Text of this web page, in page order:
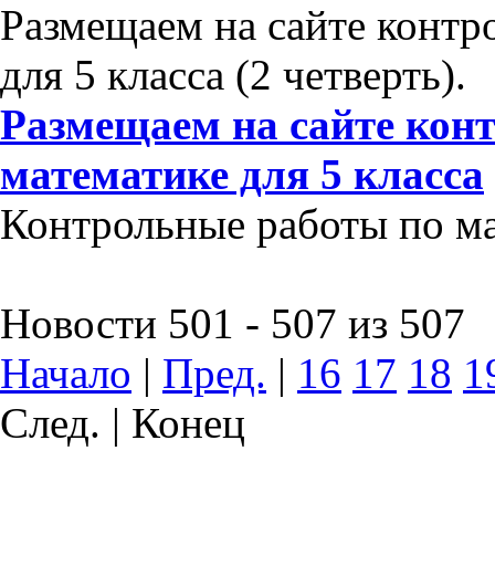
Размещаем на сайте
для 5 класса (2 четверть).
Размещаем на сайте
математике для 5 класса
Контрольные работы по
Новости 501 - 507 из 507
Начало | Пред. | 16 17 18
След. | Конец